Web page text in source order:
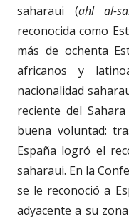
saharaui (ahl al-
reconocida como
más de ochenta
africanos y
nacionalidad
reciente del
buena voluntad:
España logró el
saharaui. En la
se le reconoció a
adyacente a su